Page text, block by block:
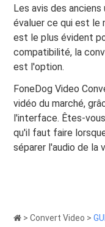
Les avis des
évaluer ce qui est le
est le plus évident
compatibilité, la
est l'option.
FoneDog Video
vidéo du marché,
l'interface. Êtes-
qu'il faut faire
séparer l'audio de la
>Convert Video >